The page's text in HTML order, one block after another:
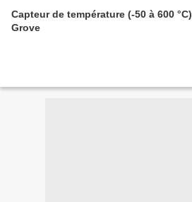
Capteur de température (-50 à 600 °C)
Grove